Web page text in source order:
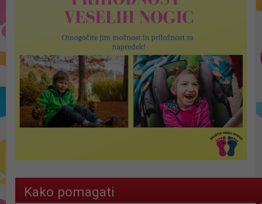
Kako pomagati